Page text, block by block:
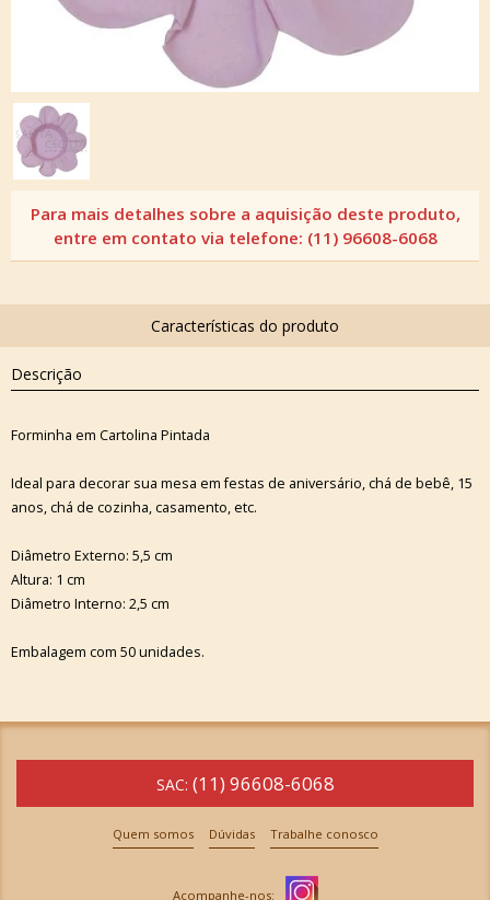
Descrição
Forminha em Cartolina Pintada
Ideal para decorar sua mesa em festas de aniversário, chá de bebê, 15
anos, chá de cozinha, casamento, etc.
Diâmetro Externo: 5,5 cm
Altura: 1 cm
Diâmetro Interno: 2,5 cm
Embalagem com 50 unidades.
SAC: (11) 96608-6068
Quem somos Dúvidas Trabalhe conosco